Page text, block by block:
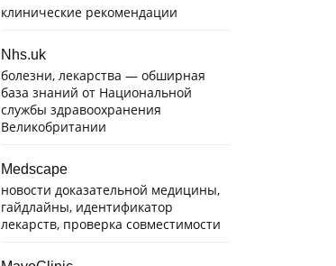
клинические рекомендации
Nhs.uk
болезни, лекарства — обширная
база знаний от Национальной
службы здравоохранения
Великобритании
Medscape
новости доказательной медицины,
гайдлайны, идентификатор
лекарств, проверка совместимости